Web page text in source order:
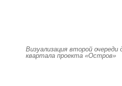
Визуализация второй очереди
квартала проекта «Остров»